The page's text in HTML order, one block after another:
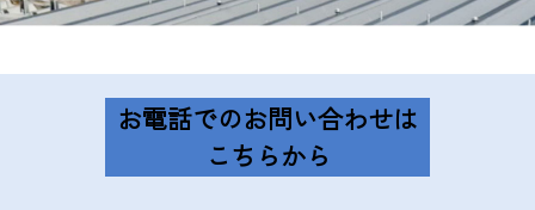
お電話でのお問い合わせは
こちらから